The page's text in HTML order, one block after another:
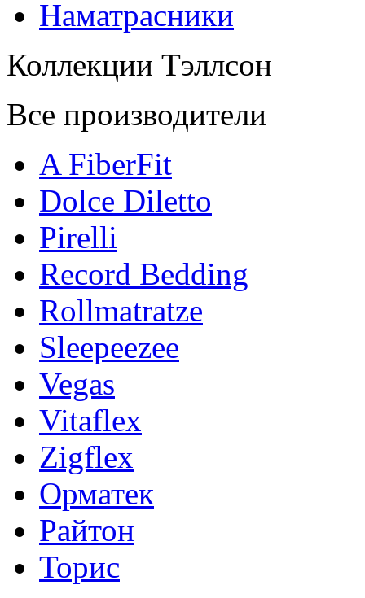
Наматрасники
Коллекции Тэллсон
Все производители
A FiberFit
Dolce Diletto
Pirelli
Record Bedding
Rollmatratze
Sleepeezee
Vegas
Vitaflex
Zigflex
Орматек
Райтон
Торис